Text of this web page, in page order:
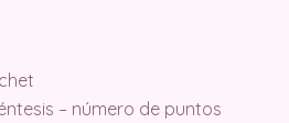
– número de puntos